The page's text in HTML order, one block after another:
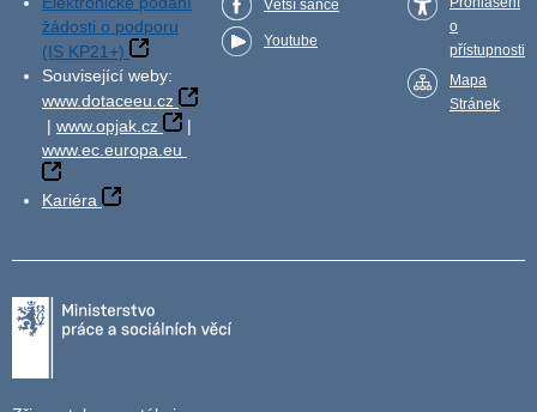
žádosti o podporu
(IS KP21+)
Související weby:
www.dotaceeu.cz
| www.opjak.cz
|
www.ec.europa.eu
Kariéra
Větší šance
Youtube
o
přístupnosti
Mapa
Stránek